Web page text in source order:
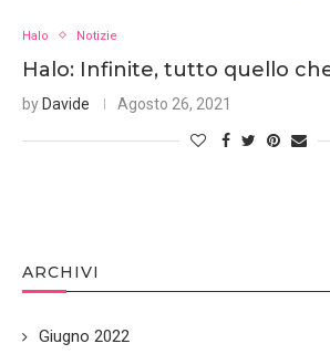
Halo Notizie
Halo: Infinite, tutto quello
by Davide Agosto 26, 2021
ARCHIVI
Giugno 2022